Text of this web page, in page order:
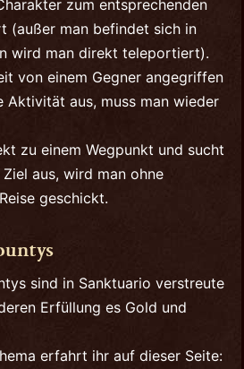
zum entsprechenden
(außer man befindet sich in
wird man direkt teleportiert).
von einem Gegner angegriffen
Aktivität aus, muss man wieder
zu einem Wegpunkt und sucht
aus, wird man ohne
geschickt.
sind in Sanktuario verstreute
Erfüllung es Gold und
erfahrt ihr auf dieser Seite: